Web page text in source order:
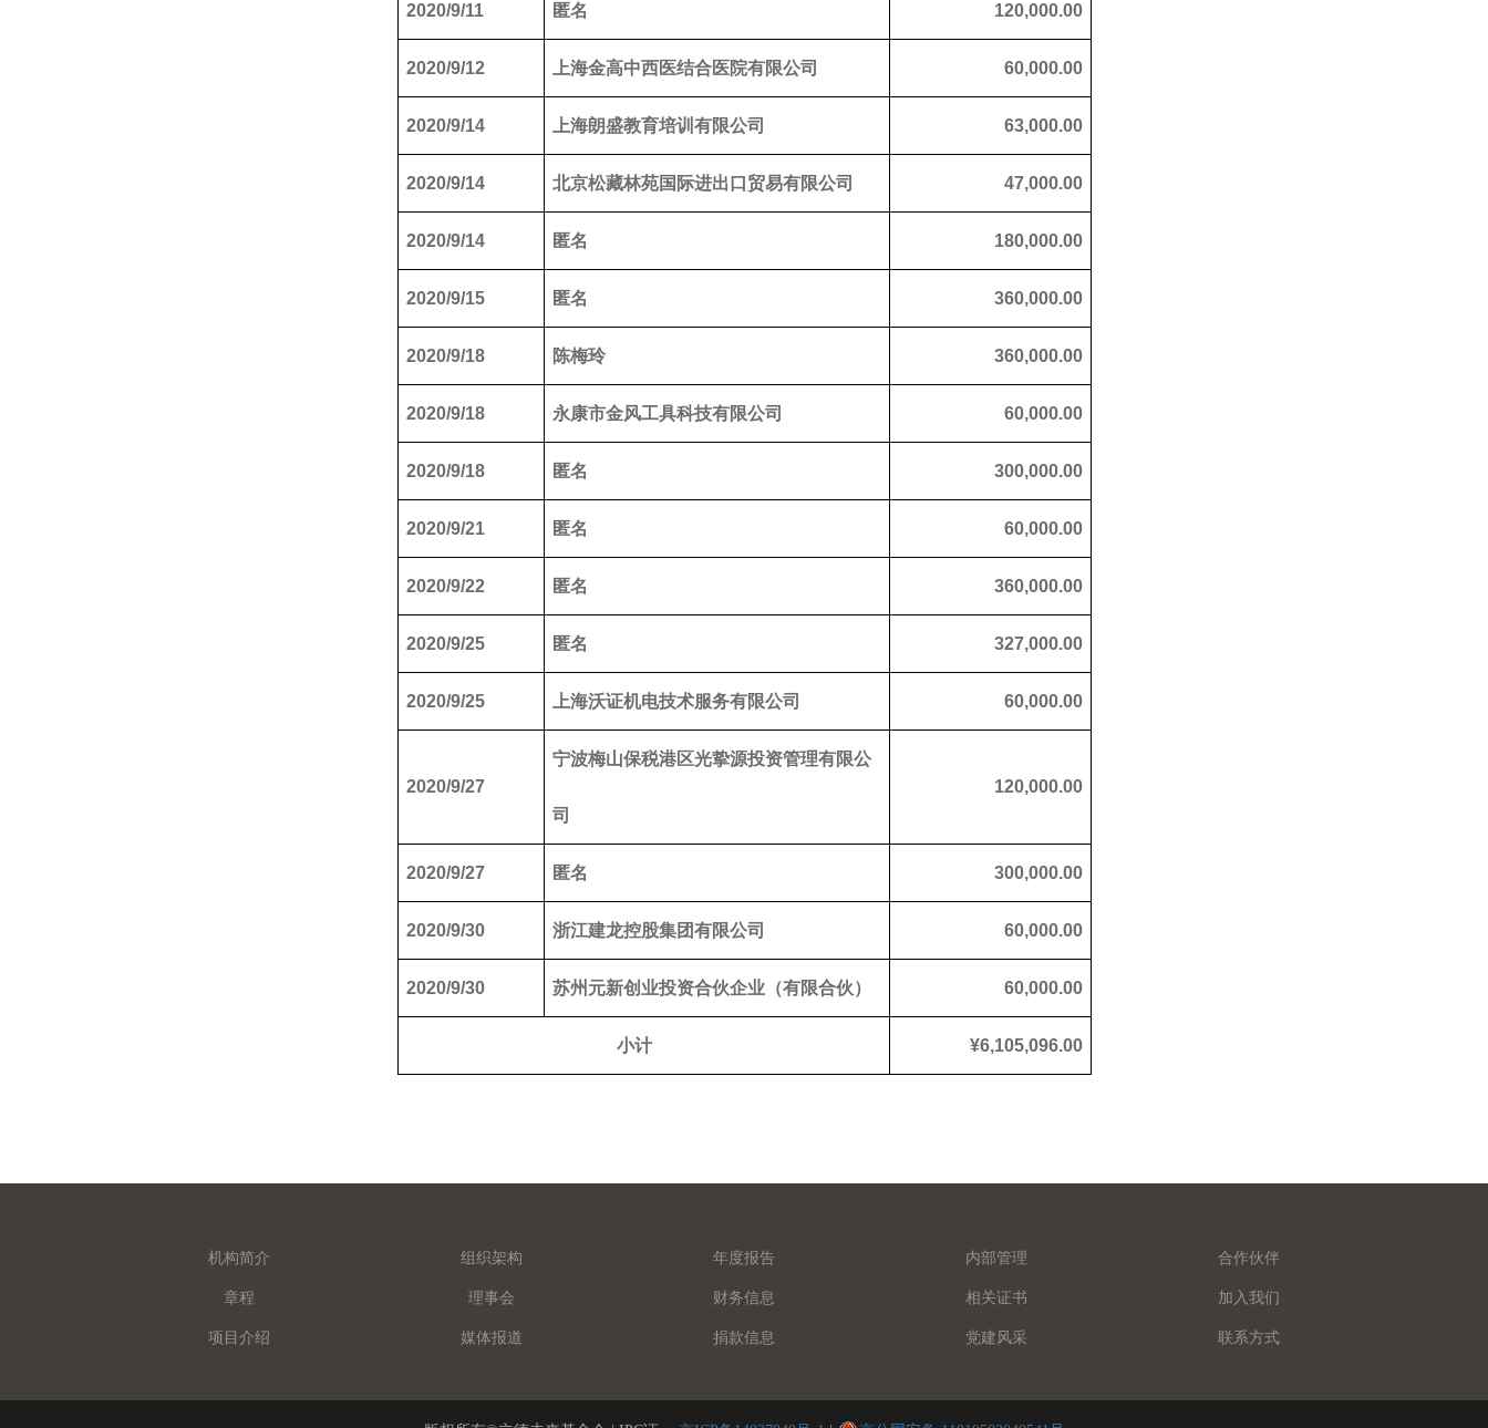
2020/9/11 匿名 120,000.00
2020/9/12 上海金高中西医结合医院有限公司 60,000.00
2020/9/14 上海朗盛教育培训有限公司 63,000.00
2020/9/14 北京松藏林苑国际进出口贸易有限公司 47,000.00
2020/9/14 匿名 180,000.00
2020/9/15 匿名 360,000.00
2020/9/18 陈梅玲 360,000.00
2020/9/18 永康市金风工具科技有限公司 60,000.00
2020/9/18 匿名 300,000.00
2020/9/21 匿名 60,000.00
2020/9/22 匿名 360,000.00
2020/9/25 匿名 327,000.00
2020/9/25 上海沃证机电技术服务有限公司 60,000.00
2020/9/27
宁波梅山保税港区光挚源投资管理有限公
司
120,000.00
2020/9/27 匿名 300,000.00
2020/9/30 浙江建龙控股集团有限公司 60,000.00
2020/9/30 苏州元新创业投资合伙企业（有限合伙） 60,000.00
小计 ¥6,105,096.00
机构简介 组织架构 年度报告 内部管理 合作伙伴
章程 理事会 财务信息 相关证书 加入我们
项目介绍 媒体报道 捐款信息 党建风采 联系方式